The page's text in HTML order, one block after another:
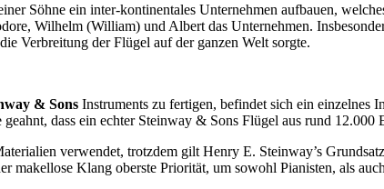
Söhne ein inter-kontinentales Unternehmen aufbauen,
Wilhelm (William) und Albert das Unternehmen.
Verbreitung der Flügel auf der ganzen Welt sorgte.
& Sons Instruments zu fertigen, befindet sich ein einzelnes
dass ein echter Steinway & Sons Flügel aus rund 12.000
verwendet, trotzdem gilt Henry E. Steinway’s
makellose Klang oberste Priorität, um sowohl Pianisten, als